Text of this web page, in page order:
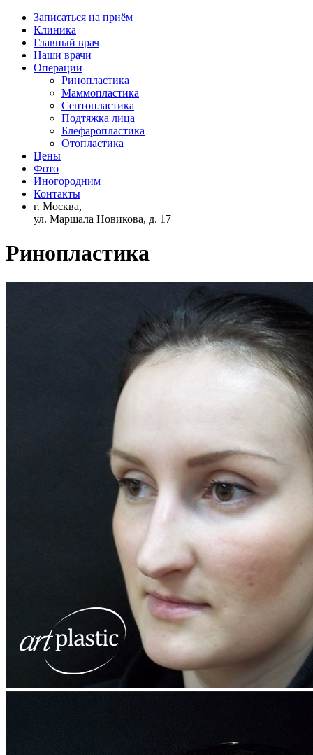
Записаться на приём
Клиника
Главный врач
Наши врачи
Операции
Ринопластика
Маммопластика
Септопластика
Подтяжка лица
Блефаропластика
Отопластика
Цены
Фото
Иногородним
Контакты
г. Москва,
ул. Маршала Новикова, д. 17
Ринопластика